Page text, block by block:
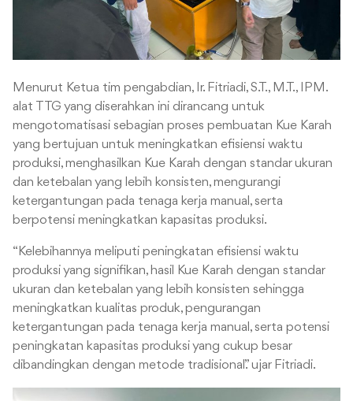
Menurut Ketua tim pengabdian, Ir. Fitriadi, S.T., M.T., IPM.
alat TTG yang diserahkan ini dirancang untuk
mengotomatisasi sebagian proses pembuatan Kue Karah
yang bertujuan untuk meningkatkan efisiensi waktu
produksi, menghasilkan Kue Karah dengan standar ukuran
dan ketebalan yang lebih konsisten, mengurangi
ketergantungan pada tenaga kerja manual, serta
berpotensi meningkatkan kapasitas produksi.
“Kelebihannya meliputi peningkatan efisiensi waktu
produksi yang signifikan, hasil Kue Karah dengan standar
ukuran dan ketebalan yang lebih konsisten sehingga
meningkatkan kualitas produk, pengurangan
ketergantungan pada tenaga kerja manual, serta potensi
peningkatan kapasitas produksi yang cukup besar
dibandingkan dengan metode tradisional.” ujar Fitriadi.